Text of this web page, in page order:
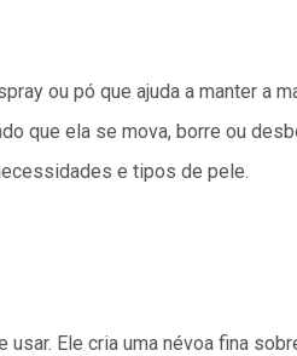
ou pó que ajuda a manter a
que ela se mova, borre ou
e tipos de pele.
Ele cria uma névoa fina